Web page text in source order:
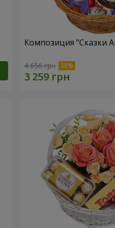
Композиция "Сказки
4 656 грн